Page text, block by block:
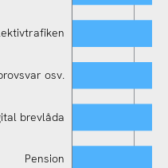
osv.
brevlåda
Pension